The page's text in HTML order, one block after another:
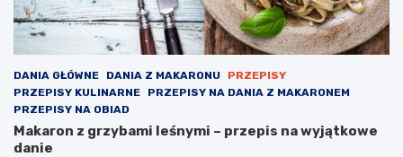
DANIA GŁÓWNE DANIA Z MAKARONU
PRZEPISY
PRZEPISY KULINARNE
PRZEPISY NA DANIA Z MAKARONEM
PRZEPISY NA OBIAD
Makaron z grzybami leśnymi – przepis na wyjątkowe
danie